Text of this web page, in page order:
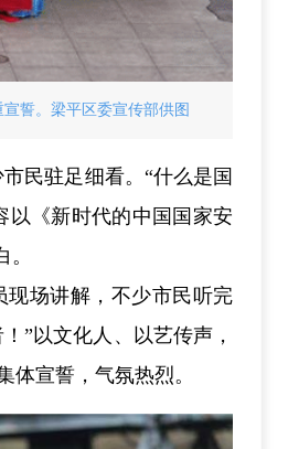
誓。梁平区委宣传部供图
民驻足细看。“什么是国
以《新时代的中国国家安
场讲解，不少市民听完
”以文化人、以艺传声，
宣誓，气氛热烈。